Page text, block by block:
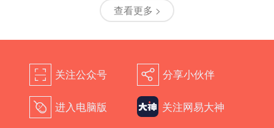
查看更多 >
򰀁 关注公众号 򰀂 分享小伙伴
򰀄 进入电脑版 关注网易大神